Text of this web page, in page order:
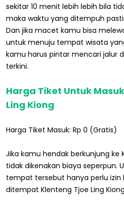
sekitar 10 menit lebih lebih bila
maka waktu yang ditempuh
Dan jika macet kamu bisa
untuk menuju tempat wisata
kamu harus pintar mencari jalur
terkini.
Harga Tiket Untuk
Ling Kiong
Harga Tiket Masuk: Rp 0 (Gratis)
Jika kamu hendak berkunjung ke
tidak dikenakan biaya seperpun.
tempat tersebut hanya perlu izin
ditempat Klenteng Tjoe Ling